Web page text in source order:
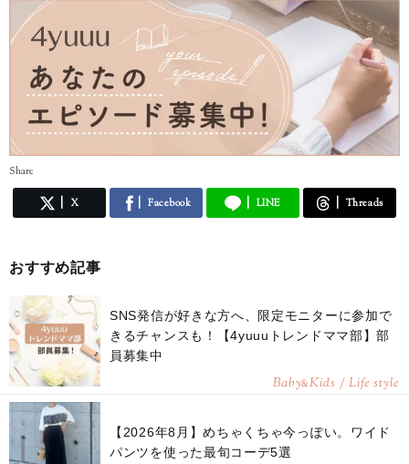
Share
X Facebook LINE Threads
おすすめ記事
SNS発信が好きな方へ、限定モニターに参加で
きるチャンスも！【4yuuuトレンドママ部】部
員募集中
Baby&Kids / Life style
【2026年8月】めちゃくちゃ今っぽい。ワイド
パンツを使った最旬コーデ5選